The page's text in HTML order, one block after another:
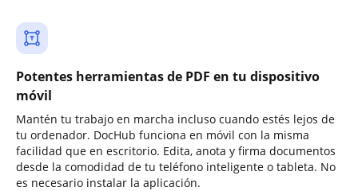
Potentes herramientas de PDF en tu dispositivo
móvil
Mantén tu trabajo en marcha incluso cuando estés lejos de
tu ordenador. DocHub funciona en móvil con la misma
facilidad que en escritorio. Edita, anota y firma documentos
desde la comodidad de tu teléfono inteligente o tableta. No
es necesario instalar la aplicación.